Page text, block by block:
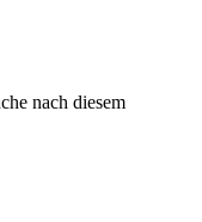
nach diesem